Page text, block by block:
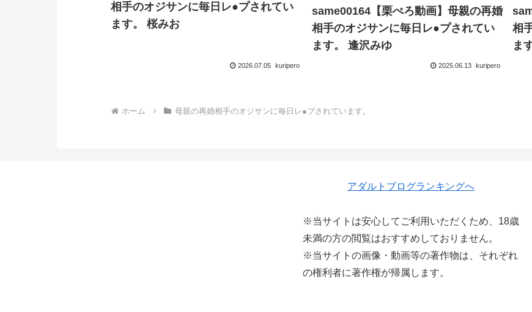
相手のオジサンに毎日レ●プされてい
ます。 桜みお
2026.07.05 kuripero
same00164【栗ぺろ動画】母親の再婚
相手のオジサンに毎日レ●プされてい
ます。 逢沢みゆ
2025.06.13 kuripero
相
ま
ホーム 母親の再婚相手のオジサンに毎日レ●プされています。
アダルトブログランキングへ
※当サイトは安心してご利用いただくため、18歳
未満の方の閲覧はおすすめしておりません。
※当サイトの画像・動画等の著作物は、それぞれ
の権利者に著作権が帰属します。